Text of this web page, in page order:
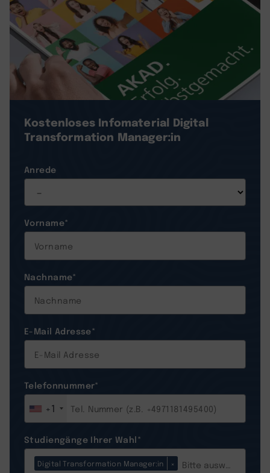
Kostenloses Infomaterial Digital
Transformation Manager:in
Anrede
Vorname*
Nachname*
E-Mail Adresse*
Telefonnummer*
+1
Studiengänge Ihrer Wahl*
Digital Transformation Manager:in ×